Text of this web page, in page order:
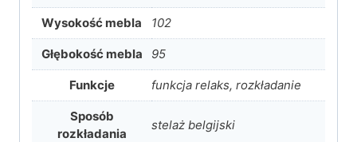
Wysokość mebla 102
Głębokość mebla 95
Funkcje funkcja relaks, rozkładanie
Sposób
rozkładania
stelaż belgijski